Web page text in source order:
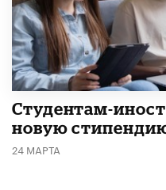
Студентам-
новую
24 МАРТА